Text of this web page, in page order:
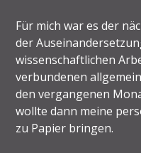
Für mich war es der
der
wissenschaftlichen
verbundenen
den vergangenen
wollte dann meine
zu Papier bringen.